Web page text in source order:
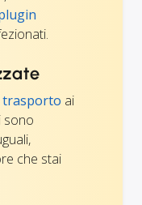
trasporto ai
sono
che stai